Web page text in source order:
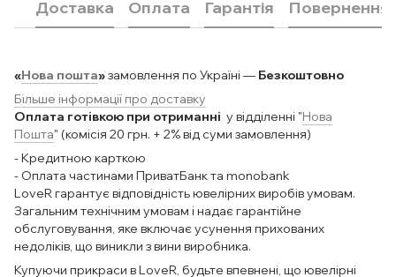
Доставка Оплата Гарантія Повернення
«Нова пошта»замовлення по Україні — Безкоштовно
Більше інформації про доставку
Оплата готівкою при отриманні у відділенні "Нова
Пошта" (комісія 20 грн. + 2% від суми замовлення)
- Кредитною карткою
- Оплата частинами ПриватБанк та monobank
LoveR гарантує відповідність ювелірних виробів умовам.
Загальним технічним умовам і надає гарантійне
обслуговування, яке включає усунення прихованих
недоліків, що виникли з вини виробника.
Купуючи прикраси в LoveR, будьте впевнені, що ювелірні